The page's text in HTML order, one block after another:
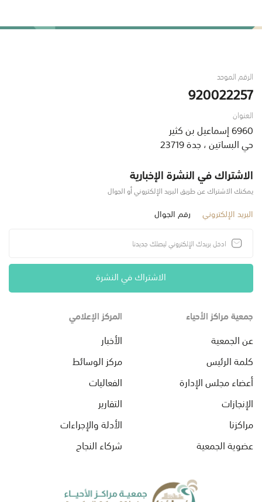
الرقم الموحد
920022257
العنوان
6960 إسماعيل بن كثير
حي البساتين ، جدة 23719
الاشتراك في النشرة الإخبارية
يمكنك الاشتراك عن طريق البريد الإلكتروني أو الجوال
البريد الإلكتروني رقم الجوال
الاشتراك في النشرة
جمعية مراكز الأحياء
عن الجمعية
كلمة الرئيس
أعضاء مجلس الإدارة
الإنجازات
مراكزنا
عضوية الجمعية
المركز الإعلامي
الأخبار
مركز الوسائط
الفعاليات
التقارير
الأدلة والإجراءات
شركاء النجاح